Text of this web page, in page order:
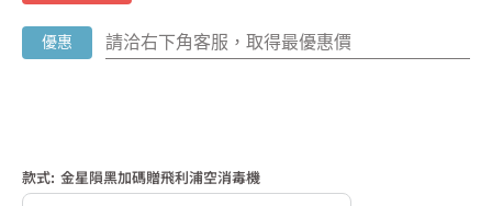
優惠 請洽右下角客服，取得最優惠價
款式: 金星隕黑加碼贈飛利浦空消毒機